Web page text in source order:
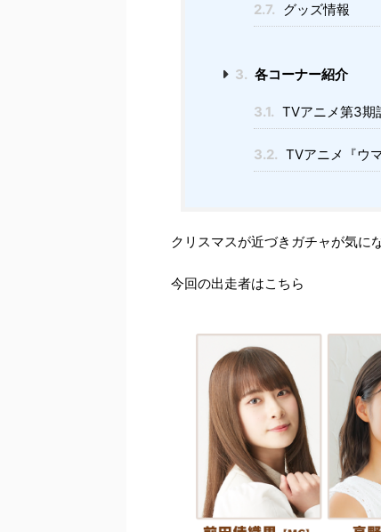
2.7. グッズ情報
3. 各コーナー紹介
3.1. TVアニメ第3期
3.2. TVアニメ『ウ
クリスマスが近づきガチャが気に
今回の出走者はこちら